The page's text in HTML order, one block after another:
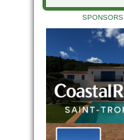
SPONSORS